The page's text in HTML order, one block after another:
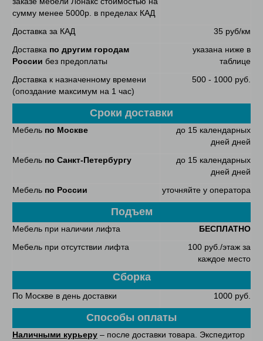
сумму менее 5000р. в пределах КАД
Доставка за КАД
35 руб/км
Доставка по другим городам
России без предоплаты
указана ниже в
таблице
Доставка к назначенному времени
(опоздание максимум на 1 час)
500 - 1000 руб.
Сроки доставки
Мебель по Москве
до 15 календарных
дней дней
Мебель по Санкт-Петербургу
до 15 календарных
дней дней
Мебель по России уточняйте у оператора
Подъем
Мебель при наличии лифта
БЕСПЛАТНО
Мебель при отсутствии лифта
100 руб./этаж за
каждое место
Сборка
По Москве в день доставки 1000 руб.
Способы оплаты
Наличными курьеру – после доставки товара. Экспедитор